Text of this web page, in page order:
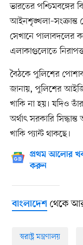
ভারতের পশ্চিমবঙ্গের
সেখানে পালাবদলের
এলাকাগুলোতে
বৈঠকে পুলিশের
জানায়, পুলিশের
খাকি না হয়। যদিও
অর্থাৎ সরকারি
খাকি প্যান্ট থাকছে।
প্রথম আলোর
করুন
বাংলাদেশথেকে
স্বরাষ্ট্র মন্ত্রণালয়